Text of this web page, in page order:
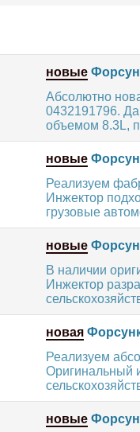
новые
Абсолютно
0432191796.
объемом 8.3L,
новые
Реализуем
Инжектор
грузовые
новые
В наличии
Инжектор
новая
Реализуем
Оригинальный
новые